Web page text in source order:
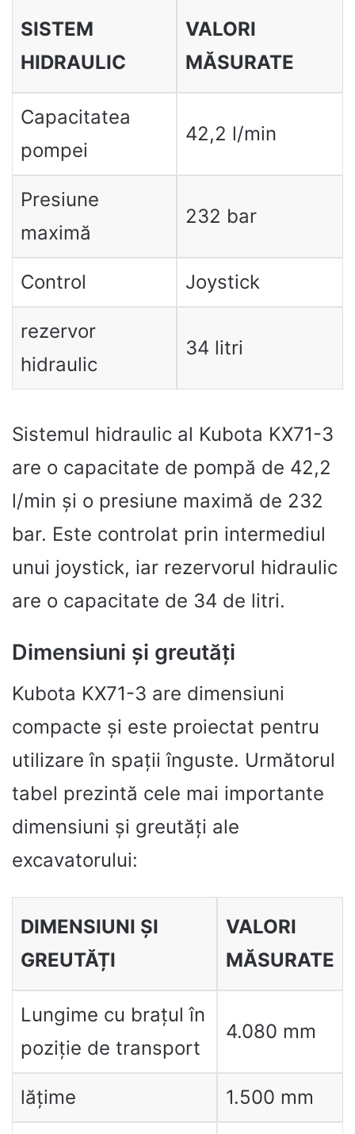
SISTEM
HIDRAULIC
VALORI
MĂSURATE
Capacitatea
pompei
42,2 l/min
Presiune
maximă
232 bar
Control Joystick
rezervor
hidraulic
34 litri
Sistemul hidraulic al Kubota KX71-3
are o capacitate de pompă de 42,2
l/min și o presiune maximă de 232
bar. Este controlat prin intermediul
unui joystick, iar rezervorul hidraulic
are o capacitate de 34 de litri.
Dimensiuni și greutăți
Kubota KX71-3 are dimensiuni
compacte și este proiectat pentru
utilizare în spații înguste. Următorul
tabel prezintă cele mai importante
dimensiuni și greutăți ale
excavatorului:
DIMENSIUNI ȘI
GREUTĂȚI
VALORI
MĂSURATE
Lungime cu brațul în
poziție de transport
4.080 mm
lățime 1.500 mm